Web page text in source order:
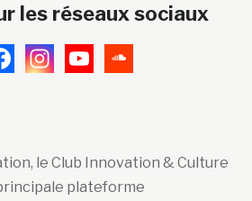
les réseaux sociaux
le Club Innovation & Culture
plateforme